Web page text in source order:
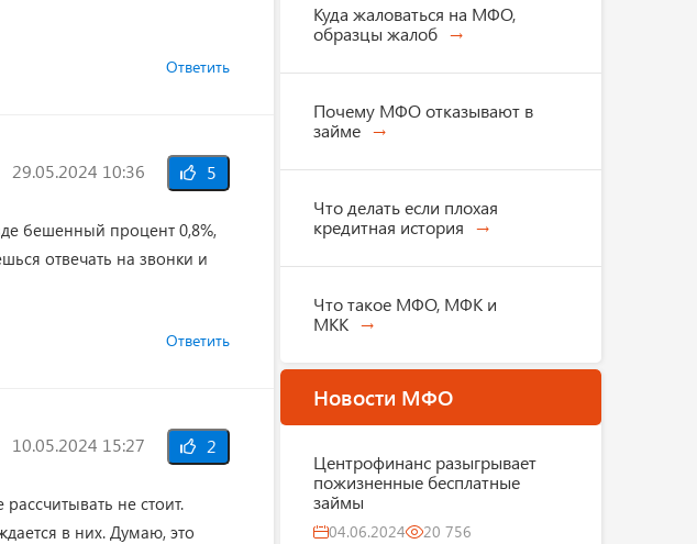
Ответить
29.05.2024 10:36 5
бешенный процент 0,8%,
отвечать на звонки и
Ответить
10.05.2024 15:27 2
не стоит.
в них. Думаю, это
Куда жаловаться на МФО,
образцы жалоб
Почему МФО отказывают в
займе
Что делать если плохая
кредитная история
Что такое МФО, МФК и
МКК
Новости МФО
Центрофинанс разыгрывает
пожизненные бесплатные
займы
04.06.2024 20 756